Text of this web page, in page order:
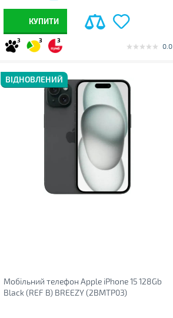
КУПИТИ
3 3 3
0.0
ВІДНОВЛЕНИЙ
Мобільний телефон Apple iPhone 15 128Gb
Black (REF B) BREEZY (2BMTP03)